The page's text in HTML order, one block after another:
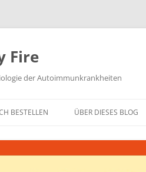
Fire
der Autoimmunkrankheiten
BESTELLEN ÜBER DIESES BLOG